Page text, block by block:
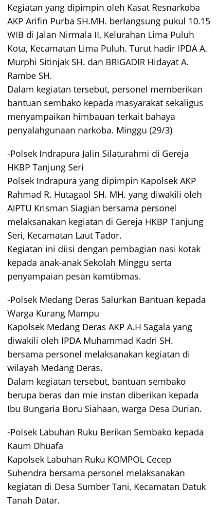
Kegiatan yang dipimpin oleh Kasat Resnarkoba
AKP Arifin Purba SH.MH. berlangsung pukul 10.15
WIB di Jalan Nirmala II, Kelurahan Lima Puluh
Kota, Kecamatan Lima Puluh. Turut hadir IPDA A.
Murphi Sitinjak SH. dan BRIGADIR Hidayat A.
Rambe SH.
Dalam kegiatan tersebut, personel memberikan
bantuan sembako kepada masyarakat sekaligus
menyampaikan himbauan terkait bahaya
penyalahgunaan narkoba. Minggu (29/3)
-Polsek Indrapura Jalin Silaturahmi di Gereja
HKBP Tanjung Seri
Polsek Indrapura yang dipimpin Kapolsek AKP
Rahmad R. Hutagaol SH. MH. yang diwakili oleh
AIPTU Krisman Siagian bersama personel
melaksanakan kegiatan di Gereja HKBP Tanjung
Seri, Kecamatan Laut Tador.
Kegiatan ini diisi dengan pembagian nasi kotak
kepada anak-anak Sekolah Minggu serta
penyampaian pesan kamtibmas.
-Polsek Medang Deras Salurkan Bantuan kepada
Warga Kurang Mampu
Kapolsek Medang Deras AKP A.H Sagala yang
diwakili oleh IPDA Muhammad Kadri SH.
bersama personel melaksanakan kegiatan di
wilayah Medang Deras.
Dalam kegiatan tersebut, bantuan sembako
berupa beras dan mie instan diberikan kepada
Ibu Bungaria Boru Siahaan, warga Desa Durian.
-Polsek Labuhan Ruku Berikan Sembako kepada
Kaum Dhuafa
Kapolsek Labuhan Ruku KOMPOL Cecep
Suhendra bersama personel melaksanakan
kegiatan di Desa Sumber Tani, Kecamatan Datuk
Tanah Datar.